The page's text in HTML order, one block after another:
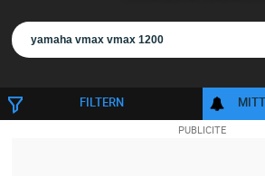
FILTERN